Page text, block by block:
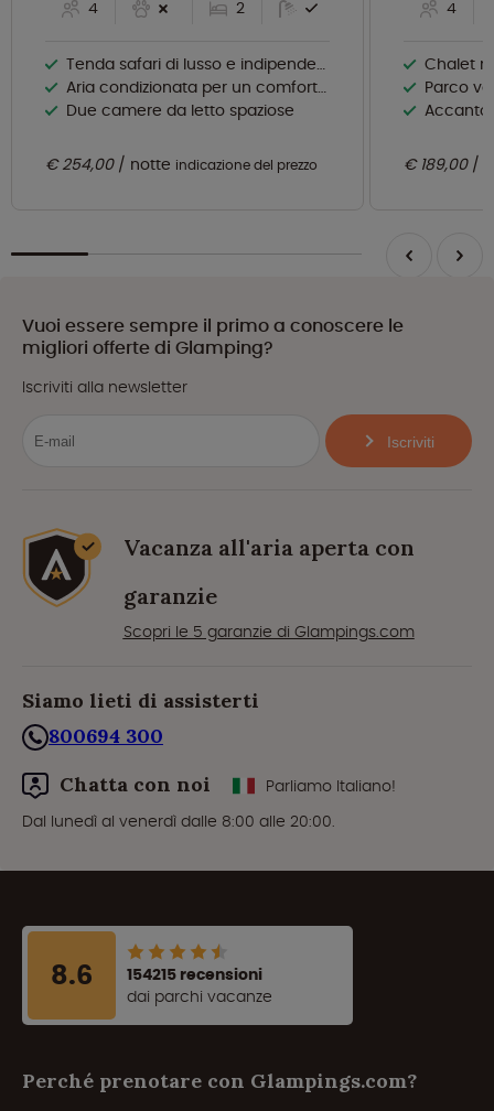
4 2
Tenda safari di lusso e indipendente
Aria condizionata per un comfort extra
Due camere da letto spaziose
€ 254,00 notte indicazione del prezzo
4
Chalet
Parco
Accanto
€ 189,00
Vuoi essere sempre il primo a conoscere le
migliori offerte di Glamping?
Iscriviti alla newsletter
Iscriviti
Vacanza all'aria aperta con
garanzie
Scopri le 5 garanzie di Glampings.com
Siamo lieti di assisterti
800694 300
Chatta con noi
Parliamo Italiano!
Dal lunedì al venerdì dalle 8:00 alle 20:00.
8.6
154215 recensioni
dai parchi vacanze
Perché prenotare con Glampings.com?